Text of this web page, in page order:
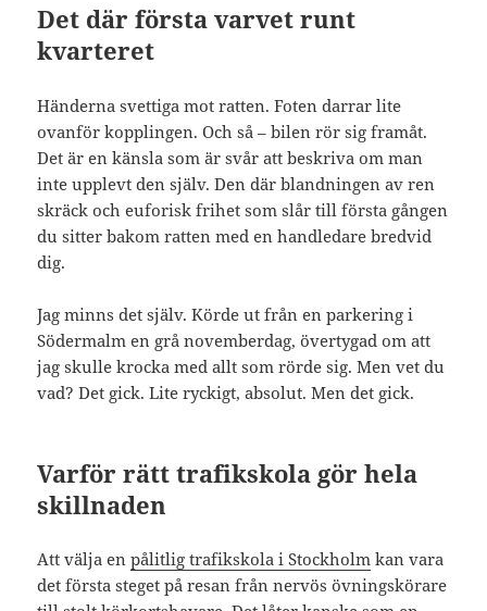
Det där första varvet runt
kvarteret
Händerna svettiga mot ratten. Foten darrar lite
ovanför kopplingen. Och så – bilen rör sig framåt.
Det är en känsla som är svår att beskriva om man
inte upplevt den själv. Den där blandningen av ren
skräck och euforisk frihet som slår till första gången
du sitter bakom ratten med en handledare bredvid
dig.
Jag minns det själv. Körde ut från en parkering i
Södermalm en grå novemberdag, övertygad om att
jag skulle krocka med allt som rörde sig. Men vet du
vad? Det gick. Lite ryckigt, absolut. Men det gick.
Varför rätt trafikskola gör hela
skillnaden
Att välja enpålitlig trafikskola i Stockholm kan vara
det första steget på resan från nervös övningskörare